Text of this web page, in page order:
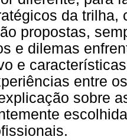
da trilha,
propostas,
e dilemas
e
entre
sobre